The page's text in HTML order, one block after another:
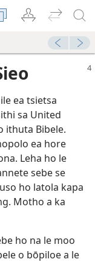
ea tsietsa
sa United
ithuta Bibele.
ea hore
Leha ho le
sebe se
ho latola kapa
Motho a ka
ho na le moo
o bōpiloe a le